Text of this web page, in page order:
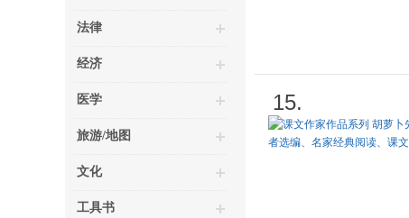
法律
经济
医学
旅游/地图
文化
工具书
15.